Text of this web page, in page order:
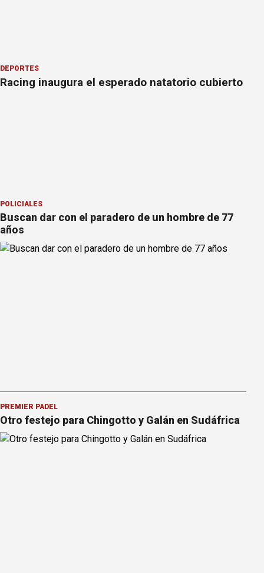
DEPORTES
Racing inaugura el esperado natatorio cubierto
POLICIALES
Buscan dar con el paradero de un hombre de 77
años
PREMIER PÁDEL
Otro festejo para Chingotto y Galán en Sudáfrica